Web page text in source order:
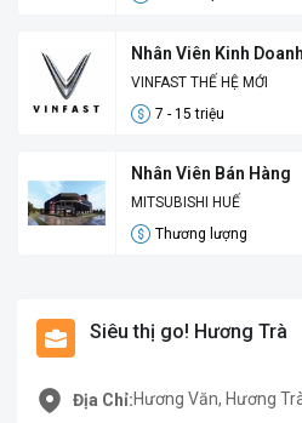
Nhân Viên Kinh
VINFAST THẾ HỆ MỚI
7 - 15 triệu
Nhân Viên Bán Hàng
MITSUBISHI HUẾ
Thương lượng
Siêu thị go! Hương Trà
Địa Chỉ:Hương Văn, Hương